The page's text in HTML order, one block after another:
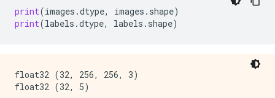
print(images .dtype, images . shape)
print(labels .dtype, labels . shape)
float32 (32, 256, 256, 3)